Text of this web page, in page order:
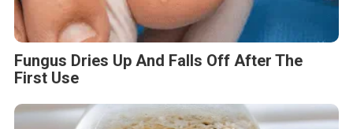
Fungus Dries Up And Falls Off After The
First Use